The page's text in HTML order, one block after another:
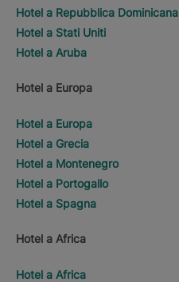
Hotel a Repubblica Dominicana
Hotel a Stati Uniti
Hotel a Aruba
Hotel a Europa
Hotel a Europa
Hotel a Grecia
Hotel a Montenegro
Hotel a Portogallo
Hotel a Spagna
Hotel a Africa
Hotel a Africa